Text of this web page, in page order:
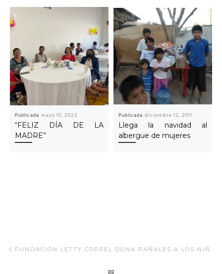
Publicada mayo 10, 2022
“FELIZ DÍA DE LA
MADRE”
Publicadadiciembre 12, 2011
Llega la navidad al
albergue de mujeres
Navegar Artículo FUNDACIÓN LETTY COPPEL DONA PAÑALES A LOS NIÑOS DE DIFERENTES DISCAPACIDADES EN LOS CABOS.